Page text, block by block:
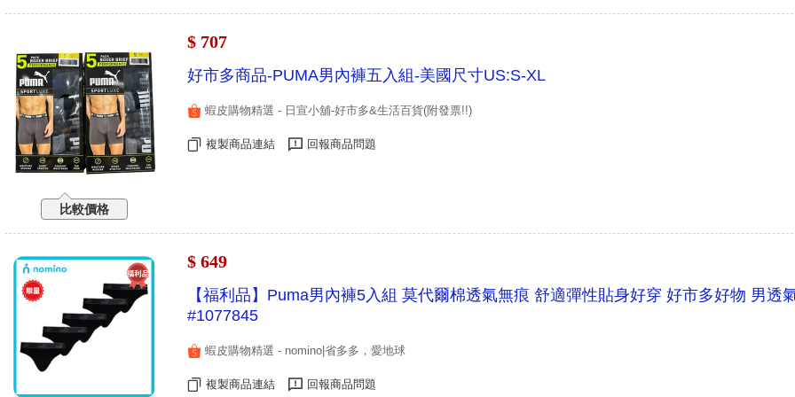
比較價格
$ 707
好市多商品-PUMA男內褲五入組-美國尺寸US:S-XL
蝦皮購物精選 - 日宣小舖-好市多&生活百貨(附發票!!)
複製商品連結 回報商品問題
$ 649
【福利品】Puma男內褲5入組 莫代爾棉透氣無痕 舒適彈性貼身好穿 好市多好物 男透
#1077845
蝦皮購物精選 - nomino|省多多，愛地球
複製商品連結 回報商品問題